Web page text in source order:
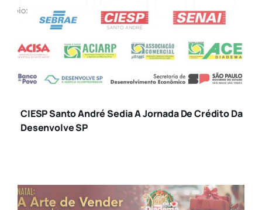
SANTO ANDRE
CIESP Santo André Sedia A Jornada De Crédito Da
Desenvolve SP